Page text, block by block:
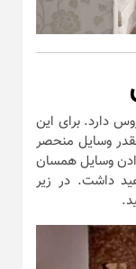
دارد. برای این
وسایل منحصر
دادن وسایل همسان
داشت. در زیر